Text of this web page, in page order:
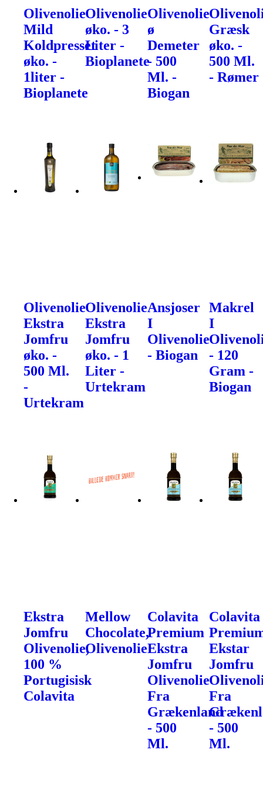
Olivenolie
Mild
Koldpresset
øko. -
1liter -
Bioplanete
Olivenolie
øko. - 3
Liter -
Bioplanete
Olivenolie
ø
Demeter
- 500
Ml. -
Biogan
Græsk
øko. -
500 Ml.
- Rømer
Olivenolie
Ekstra
Jomfru
øko. -
500 Ml.
-
Urtekram
Olivenolie
Ekstra
Jomfru
øko. - 1
Liter -
Urtekram
Ansjoser
I
Olivenolie
- Biogan
Makrel
I
- 120
Gram -
Biogan
Ekstra
Jomfru
Olivenolie,
100 %
Portugisisk
Colavita
Mellow
Chocolate,
Olivenolie
Colavita
Premium
Ekstra
Jomfru
Olivenolie
Fra
Grækenland
- 500
Ml.
Colavita
Ekstar
Jomfru
Fra
- 500
Ml.